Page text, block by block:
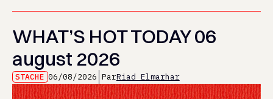
WHAT’S HOT TODAY 06
august 2026
STACHE 06/08/2026 ParRiad Elmarhar